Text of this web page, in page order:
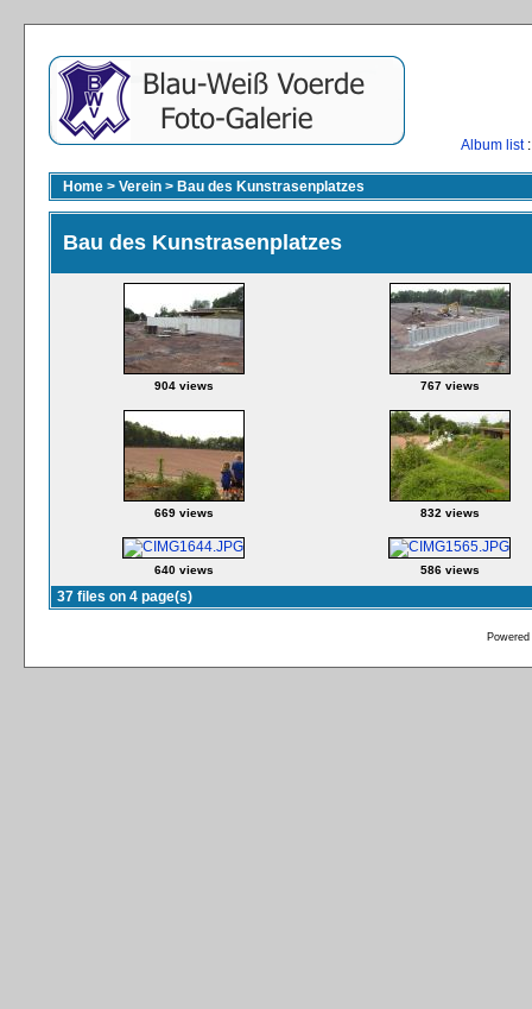
Album list
Home > Verein > Bau des Kunstrasenplatzes
Bau des Kunstrasenplatzes
904 views 767 views
669 views 832 views
640 views 586 views
37 files on 4 page(s)